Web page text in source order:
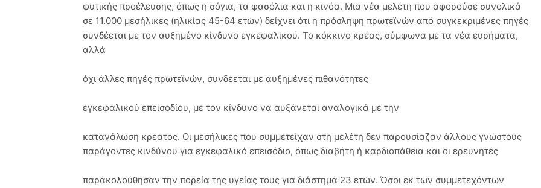
φυτικής προέλευσης, όπως η σόγια, τα φασόλια και η κινόα. Μια νέα μελέτη που αφορούσε συνολικά
σε 11.000 μεσήλικες (ηλικίας 45-64 ετών) δείχνει ότι η πρόσληψη πρωτεϊνών από συγκεκριμένες πηγές
συνδέεται με τον αυξημένο κίνδυνο εγκεφαλικού. Το κόκκινο κρέας, σύμφωνα με τα νέα ευρήματα,
αλλά
όχι άλλες πηγές πρωτεϊνών, συνδέεται με αυξημένες πιθανότητες
εγκεφαλικού επεισοδίου, με τον κίνδυνο να αυξάνεται αναλογικά με την
κατανάλωση κρέατος. Οι μεσήλικες που συμμετείχαν στη μελέτη δεν παρουσίαζαν άλλους γνωστούς
παράγοντες κινδύνου για εγκεφαλικό επεισόδιο, όπως διαβήτη ή καρδιοπάθεια και οι ερευνητές
παρακολούθησαν την πορεία της υγείας τους για διάστημα 23 ετών. Όσοι εκ των συμμετεχόντων